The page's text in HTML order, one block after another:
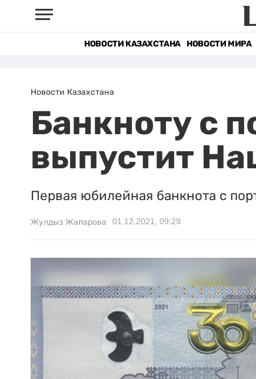
НОВОСТИ КАЗАХСТАНА НОВОСТИ МИРА
Новости Казахстана
Банкноту с
выпустит
Первая юбилейная банкнота с
Жулдыз Жапарова 01.12.2021, 09:29